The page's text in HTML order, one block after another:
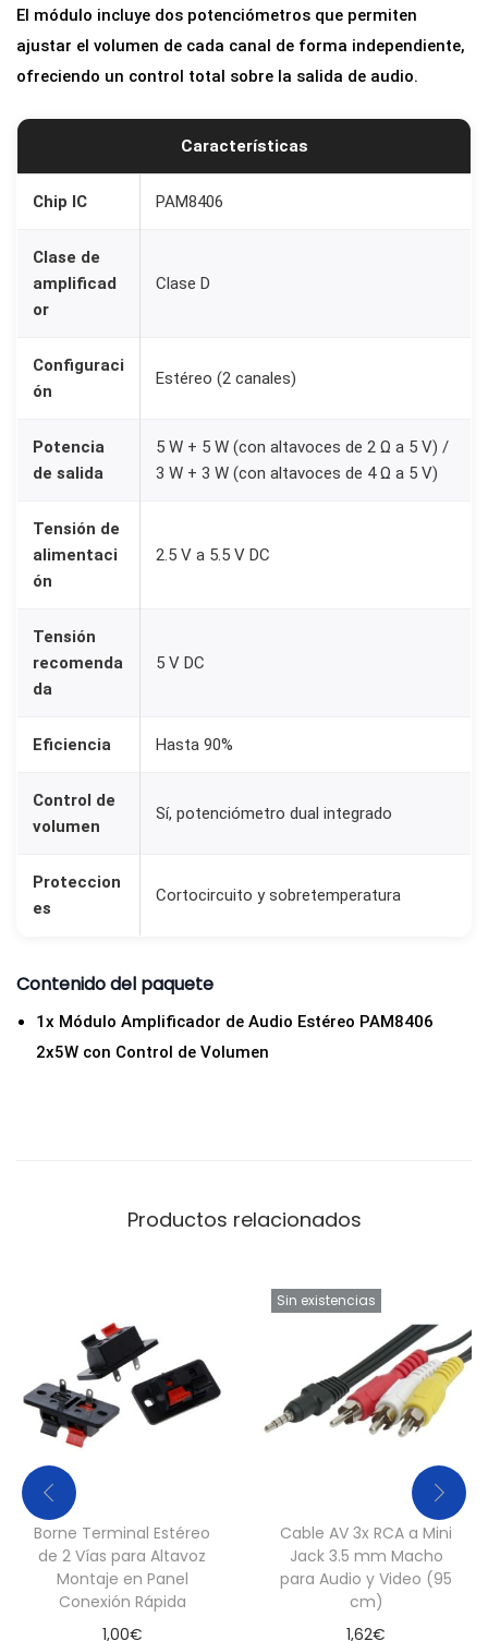
u
d
i
A
M
4
0
5
5
W
l
a
e
D
n
o
e
ó
m
e
d
El módulo incluye dos potenciómetros que permiten
ajustar el volumen de cada canal de forma independiente,
ofreciendo un control total sobre la salida de audio.
Características
Chip IC PAM8406
Clase de
amplificad
or
Clase D
Configuraci
ón
Estéreo (2 canales)
Potencia
de salida
5 W + 5 W (con altavoces de 2 Ω a 5 V) /
3 W + 3 W (con altavoces de 4 Ω a 5 V)
Tensión de
alimentaci
ón
2.5 V a 5.5 V DC
Tensión
recomenda
da
5 V DC
Eficiencia Hasta 90%
Control de
volumen
Sí, potenciómetro dual integrado
Proteccion
es
Cortocircuito y sobretemperatura
Contenido del paquete
1x Módulo Amplificador de Audio Estéreo PAM8406
2x5W con Control de Volumen
Productos relacionados
Borne Terminal Estéreo
de 2 Vías para Altavoz
Montaje en Panel
Conexión Rápida
1,00€
Sin existencias
Cable AV 3x RCA a Mini
Jack 3.5 mm Macho
para Audio y Video (95
cm)
1,62€